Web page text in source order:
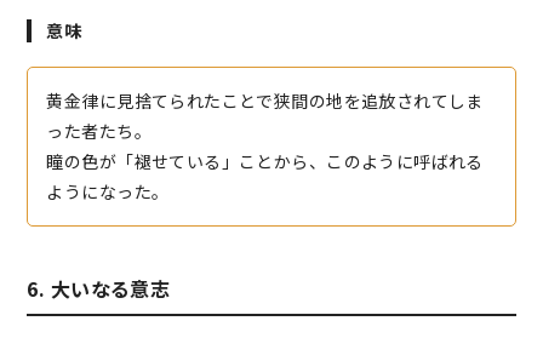
意味
黄金律に見捨てられたことで狭間の地を追放されてしま
った者たち。
瞳の色が「褪せている」ことから、このように呼ばれる
ようになった。
6. 大いなる意志